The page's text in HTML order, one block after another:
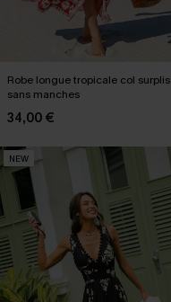
Robe longue tropicale col surplis
sans manches
34,00 €
NEW